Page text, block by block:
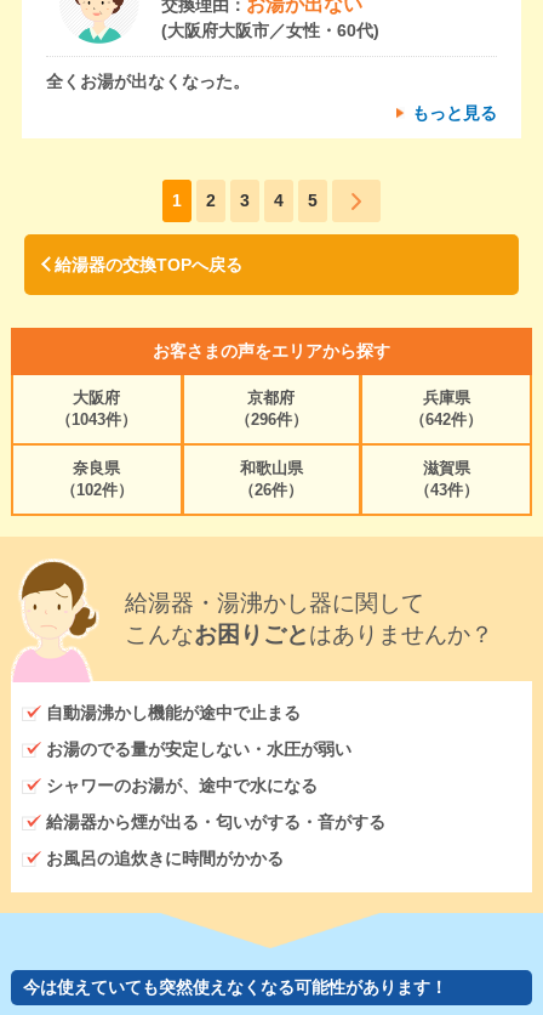
交換理由：
(大阪府大阪市／女性・60代)
全くお湯が出なくなった。
もっと見る
1 2 3 4 5
給湯器の交換TOPへ戻る
お客さまの声をエリアから探す
大阪府
（1043件）
京都府
（296件）
兵庫県
（642件）
奈良県
（102件）
和歌山県
（26件）
滋賀県
（43件）
給湯器・湯沸かし器に関して
こんなお困りごとはありませんか？
自動湯沸かし機能が途中で止まる
お湯のでる量が安定しない・水圧が弱い
シャワーのお湯が、途中で水になる
給湯器から煙が出る・匂いがする・音がする
お風呂の追炊きに時間がかかる
今は使えていても突然使えなくなる可能性があります！